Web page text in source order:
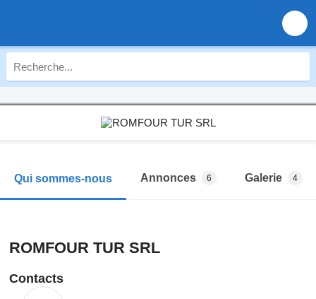
Qui sommes-nous Annonces 6 Galerie 4
ROMFOUR TUR SRL
Contacts